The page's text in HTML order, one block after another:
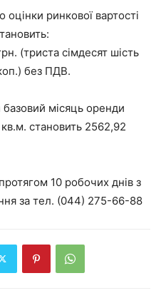
оцінки ринкової вартості
(триста сімдесят шість
без ПДВ.
місяць оренди
становить 2562,92
10 робочих днів з
за тел. (044) 275-66-88